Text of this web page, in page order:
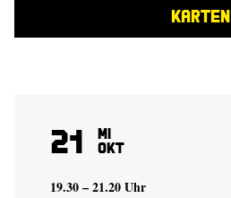
KARTEN
21 Mi
Okt
19.30 – 21.20 Uhr